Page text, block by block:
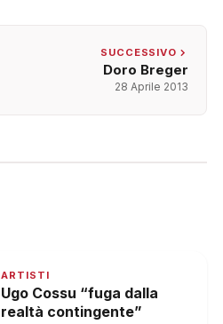
SUCCESSIVO
Doro Breger
28 Aprile 2013
ARTISTI
Ugo Cossu “fuga dalla
realtà contingente”